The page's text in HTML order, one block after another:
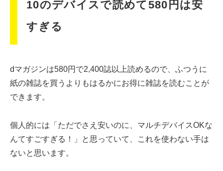
10のデバイスで読めて580円は安
すぎる
dマガジンは580円で2,400誌以上読めるので、ふつうに
紙の雑誌を買うよりもはるかにお得に雑誌を読むことが
できます。
個人的には「ただでさえ安いのに、マルチデバイスOKな
んてすごすぎる！」と思っていて、これを使わない手は
ないと思います。